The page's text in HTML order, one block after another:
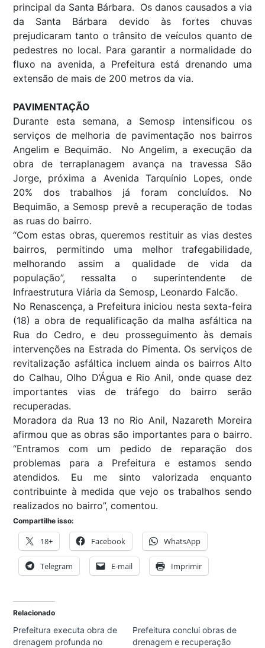
principal da Santa Bárbara. Os danos causados a via
da Santa Bárbara devido às fortes chuvas
prejudicaram tanto o trânsito de veículos quanto de
pedestres no local. Para garantir a normalidade do
fluxo na avenida, a Prefeitura está drenando uma
extensão de mais de 200 metros da via.
PAVIMENTAÇÃO
Durante esta semana, a Semosp intensificou os
serviços de melhoria de pavimentação nos bairros
Angelim e Bequimão. No Angelim, a execução da
obra de terraplanagem avança na travessa São
Jorge, próxima a Avenida Tarquínio Lopes, onde
20% dos trabalhos já foram concluídos. No
Bequimão, a Semosp prevê a recuperação de todas
as ruas do bairro.
“Com estas obras, queremos restituir as vias destes
bairros, permitindo uma melhor trafegabilidade,
melhorando assim a qualidade de vida da
população”, ressalta o superintendente de
Infraestrutura Viária da Semosp, Leonardo Falcão.
No Renascença, a Prefeitura iniciou nesta sexta-feira
(18) a obra de requalificação da malha asfáltica na
Rua do Cedro, e deu prosseguimento às demais
intervenções na Estrada do Pimenta. Os serviços de
revitalização asfáltica incluem ainda os bairros Alto
do Calhau, Olho D’Água e Rio Anil, onde quase dez
importantes vias de tráfego do bairro serão
recuperadas.
Moradora da Rua 13 no Rio Anil, Nazareth Moreira
afirmou que as obras são importantes para o bairro.
“Entramos com um pedido de reparação dos
problemas para a Prefeitura e estamos sendo
atendidos. Eu me sinto valorizada enquanto
contribuinte à medida que vejo os trabalhos sendo
realizados no bairro”, comentou.
Compartilhe isso:
18+ Facebook WhatsApp
Telegram E-mail Imprimir
Relacionado
Prefeitura executa obra de
drenagem profunda no
Prefeitura conclui obras de
drenagem e recuperação